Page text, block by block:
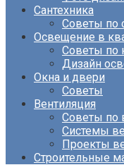
Сантехника
Советы по
Освещение в
Советы по
Дизайн
Окна и двери
Советы
Вентиляция
Советы по
Системы
Проекты
Строительные